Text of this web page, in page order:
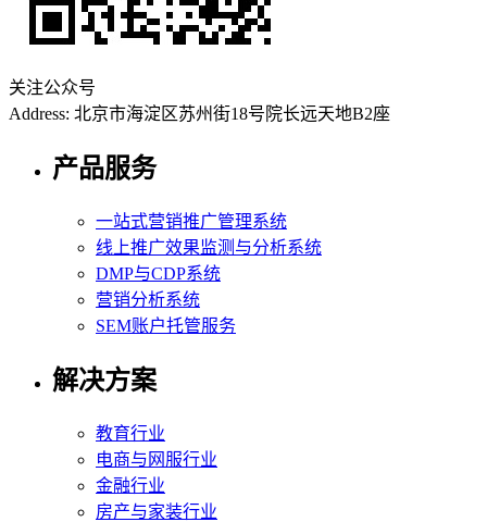
关注公众号
Address: 北京市海淀区苏州街18号院长远天地B2座
产品服务
一站式营销推广管理系统
线上推广效果监测与分析系统
DMP与CDP系统
营销分析系统
SEM账户托管服务
解决方案
教育行业
电商与网服行业
金融行业
房产与家装行业